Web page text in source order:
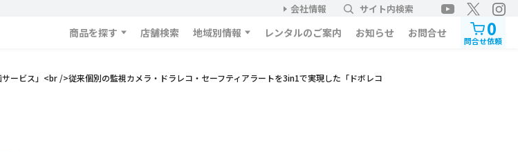
会社情報 サイト内検索
商品を探す 店舗検索 地域別情報 レンタルのご案内 お知らせ お問合せ 0
問合せ依頼
ビス」<br />従来個別の監視カメラ・ドラレコ・セーフティアラートを3in1で実現した「ドボレコ